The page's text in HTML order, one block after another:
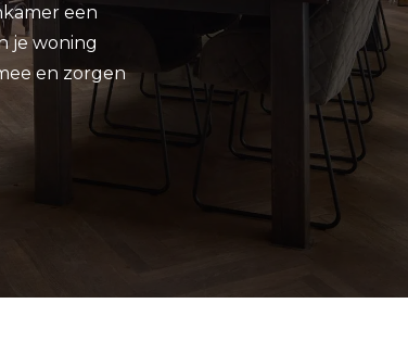
een
je woning
en zorgen